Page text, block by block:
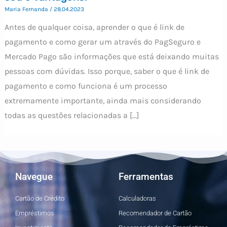
Maria Fernanda / 28.04.2023
Antes de qualquer coisa, aprender o que é link de
pagamento e como gerar um através do PagSeguro e
Mercado Pago são informações que está deixando muitas
pessoas com dúvidas. Isso porque, saber o que é link de
pagamento e como funciona é um processo
extremamente importante, ainda mais considerando
todas as questões relacionadas a […]
Navegue
Cartão de Crédito
Empréstimos
Ferramentas
Calculadoras
Recomendador de Cartão